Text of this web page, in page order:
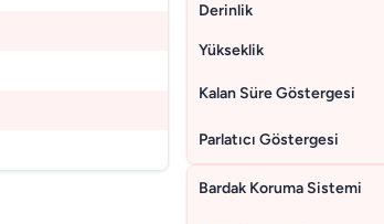
Derinlik
Yükseklik
Kalan Süre Göstergesi
Parlatıcı Göstergesi
Bardak Koruma Sistemi